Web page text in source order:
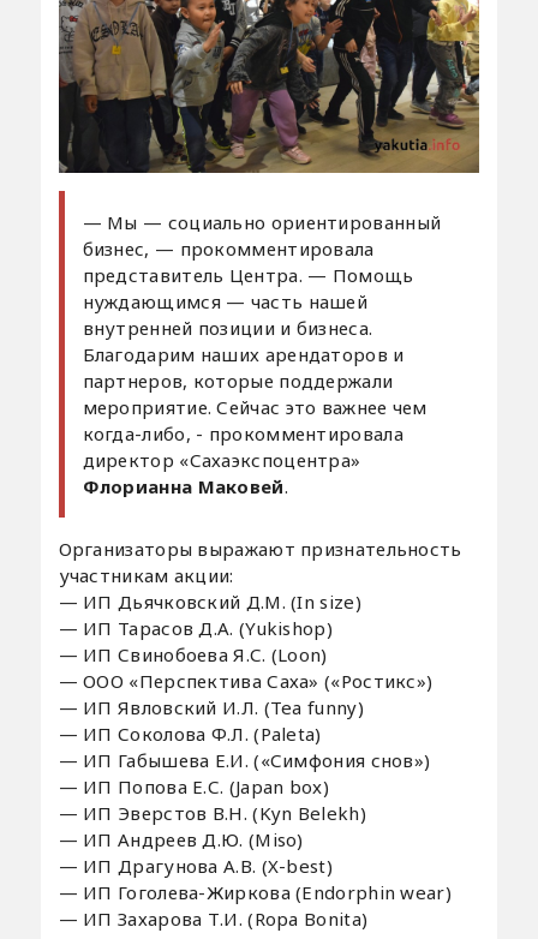
— Мы — социально ориентированный
бизнес, — прокомментировала
представитель Центра. — Помощь
нуждающимся — часть нашей
внутренней позиции и бизнеса.
Благодарим наших арендаторов и
партнеров, которые поддержали
мероприятие. Сейчас это важнее чем
когда-либо, - прокомментировала
директор «Сахаэкспоцентра»
Флорианна Маковей.
Организаторы выражают признательность
участникам акции:
— ИП Дьячковский Д.М. (In size)
— ИП Тарасов Д.А. (Yukishop)
— ИП Свинобоева Я.С. (Loon)
— ООО «Перспектива Саха» («Ростикс»)
— ИП Явловский И.Л. (Tea funny)
— ИП Соколова Ф.Л. (Paleta)
— ИП Габышева Е.И. («Симфония снов»)
— ИП Попова Е.С. (Japan box)
— ИП Эверстов В.Н. (Kyn Belekh)
— ИП Андреев Д.Ю. (Miso)
— ИП Драгунова А.В. (X-best)
— ИП Гоголева-Жиркова (Endorphin wear)
— ИП Захарова Т.И. (Ropa Bonita)